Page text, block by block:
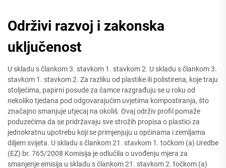
Održivi razvoj i zakonska
uključenost
U skladu s člankom 3. stavkom 1. stavkom 2. U skladu s člankom 3.
stavkom 1. stavkom 2. Za razliku od plastike ili polistirena, koje traju
stoljećima, papirni posude za čamce razgrađuju se u roku od
nekoliko tjedana pod odgovarajućim uvjetima kompostiranja, što
značajno smanjuje utjecaj na okoliš. Ovaj održiv profil pomaže
poduzećima da se pridržavaju sve strožih propisa o plastici za
jednokratnu upotrebu koji se primjenjuju u općinama i zemljama
diljem svijeta. U skladu s člankom 21. stavkom 1. točkom (a) Uredbe
(EZ) br. 765/2008 Komisija je odlučila o uvođenju mjera za
smanjenje emisija u skladu s člankom 21. stavkom 2. točkom (a)